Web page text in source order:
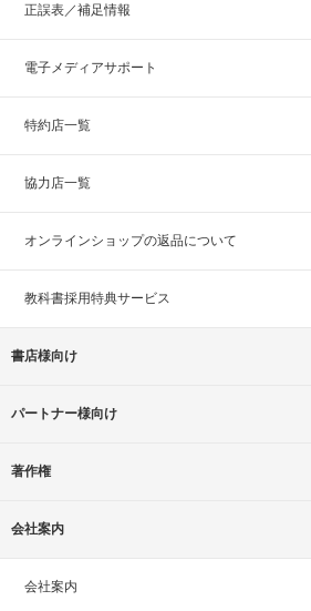
正誤表／補足情報
電子メディアサポート
特約店一覧
協力店一覧
オンラインショップの返品について
教科書採用特典サービス
書店様向け
パートナー様向け
著作権
会社案内
会社案内